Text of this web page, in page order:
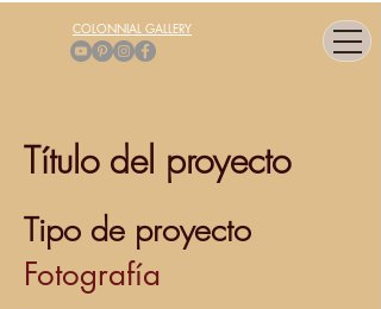
COLONNIAL GALLERY
Título del proyecto
Tipo de proyecto
Fotografía